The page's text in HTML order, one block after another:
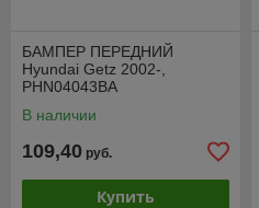
БАМПЕР ПЕРЕДНИЙ
Hyundai Getz 2002-,
PHN04043BA
В наличии
109,40 руб.
Купить